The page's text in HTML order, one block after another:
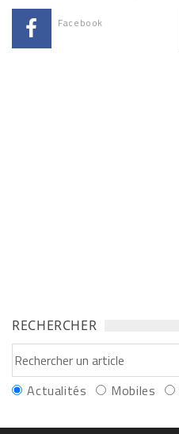
Facebook
RECHERCHER
Actualités Mobiles